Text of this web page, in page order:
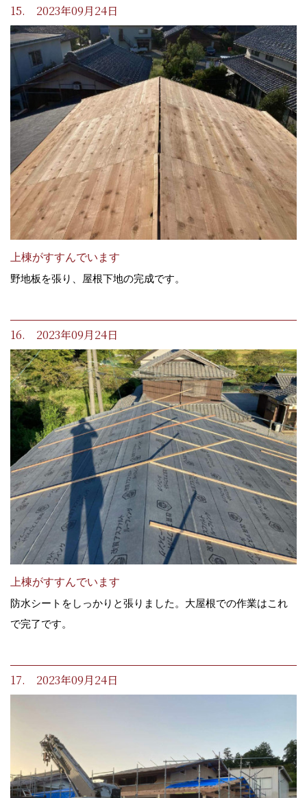
15. 2023年09月24日
上棟がすすんでいます
野地板を張り、屋根下地の完成です。
16. 2023年09月24日
上棟がすすんでいます
防水シートをしっかりと張りました。大屋根での作業はこれ
で完了です。
17. 2023年09月24日